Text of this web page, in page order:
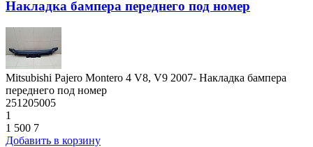
Накладка бампера переднего под номер
Mitsubishi Pajero Montero 4 V8, V9 2007- Накладка бампера
переднего под номер
251205005
1
1 500 7
Добавить в корзину